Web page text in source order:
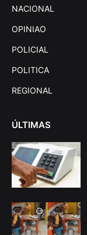
NACIONAL
OPINIAO
POLICIAL
POLITICA
REGIONAL
ÚLTIMAS